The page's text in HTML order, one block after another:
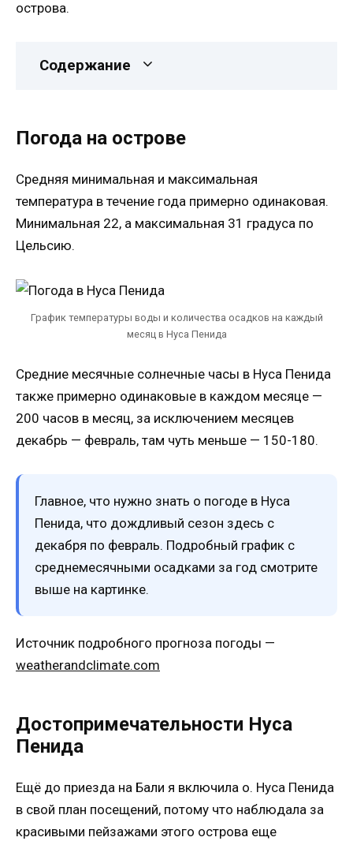
острова.
Содержание
Погода на острове
Средняя минимальная и максимальная
температура в течение года примерно одинаковая.
Минимальная 22, а максимальная 31 градуса по
Цельсию.
График температуры воды и количества осадков на каждый
месяц в Нуса Пенида
Средние месячные солнечные часы в Нуса Пенида
также примерно одинаковые в каждом месяце —
200 часов в месяц, за исключением месяцев
декабрь — февраль, там чуть меньше — 150-180.
Главное, что нужно знать о погоде в Нуса
Пенида, что дождливый сезон здесь с
декабря по февраль. Подробный график с
среднемесячными осадками за год смотрите
выше на картинке.
Источник подробного прогноза погоды —
weatherandclimate.com
Достопримечательности Нуса
Пенида
Ещё до приезда на Бали я включила о. Нуса Пенида
в свой план посещений, потому что наблюдала за
красивыми пейзажами этого острова еще